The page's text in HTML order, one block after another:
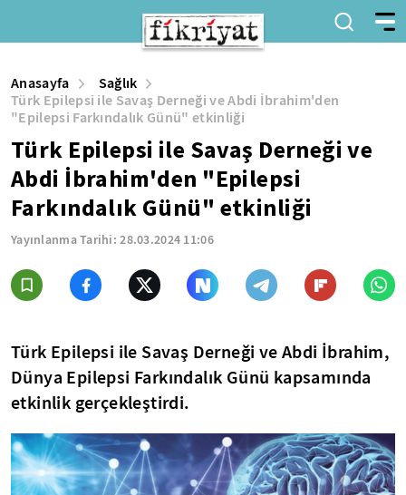
Anasayfa
Sağlık
Türk Epilepsi ile Savaş Derneği ve Abdi İbrahim'den
"Epilepsi Farkındalık Günü" etkinliği
Türk Epilepsi ile Savaş Derneği ve
Abdi İbrahim'den "Epilepsi
Farkındalık Günü" etkinliği
Yayınlanma Tarihi:28.03.2024 11:06
Türk Epilepsi ile Savaş Derneği ve Abdi İbrahim,
Dünya Epilepsi Farkındalık Günü kapsamında
etkinlik gerçekleştirdi.